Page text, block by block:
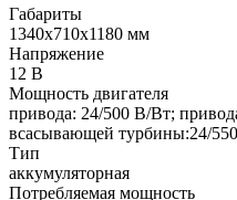
Габариты
1340х710х1180 мм
Напряжение
12 В
Мощность двигателя
привода: 24/500 В/Вт;
всасывающей турбины:24/
Тип
аккумуляторная
Потребляемая мощность